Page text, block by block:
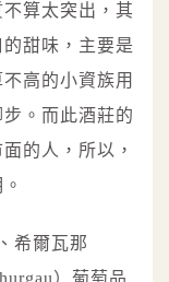
算太突出，其
甜味，主要是
高的小資族用
。而此酒莊的
的人，所以，
希爾瓦那
）葡萄品